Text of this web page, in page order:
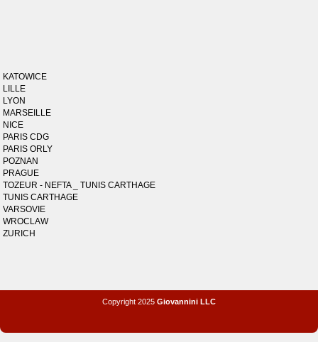
KATOWICE
LILLE
LYON
MARSEILLE
NICE
PARIS CDG
PARIS ORLY
POZNAN
PRAGUE
TOZEUR - NEFTA _ TUNIS CARTHAGE
TUNIS CARTHAGE
VARSOVIE
WROCLAW
ZURICH
Copyright 2025 Giovannini LLC